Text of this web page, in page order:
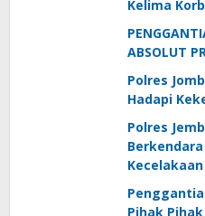
Kelima
PENGGANTIAN
ABSOLUT
Polres
Hadapi
Polres
Kecelakaan
Pihak